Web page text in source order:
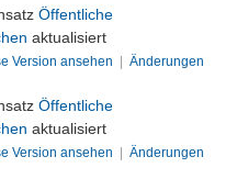
Öffentliche
aktualisiert
Version ansehen | Änderungen
Öffentliche
aktualisiert
Version ansehen | Änderungen